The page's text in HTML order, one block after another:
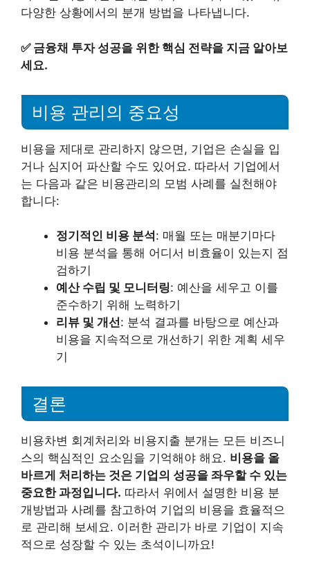
다양한 상황에서의 분개 방법을 나타냅니다.
✅ 금융채 투자 성공을 위한 핵심 전략을 지금 알아보
세요.
비용 관리의 중요성
비용을 제대로 관리하지 않으면, 기업은 손실을 입
거나 심지어 파산할 수도 있어요. 따라서 기업에서
는 다음과 같은 비용관리의 모범 사례를 실천해야
합니다:
정기적인 비용 분석 : 매월 또는 매분기마다
비용 분석을 통해 어디서 비효율이 있는지 점
검하기
예산 수립 및 모니터링: 예산을 세우고 이를
준수하기 위해 노력하기
리뷰 및 개선: 분석 결과를 바탕으로 예산과
비용을 지속적으로 개선하기 위한 계획 세우
기
결론
비용차변 회계처리와 비용지출 분개는 모든 비즈니
스의 핵심적인 요소임을 기억해야 해요. 비용을 올
바르게 처리하는 것은 기업의 성공을 좌우할 수 있는
중요한 과정입니다. 따라서 위에서 설명한 비용 분
개방법과 사례를 참고하여 기업의 비용을 효율적으
로 관리해 보세요. 이러한 관리가 바로 기업이 지속
적으로 성장할 수 있는 초석이니까요!